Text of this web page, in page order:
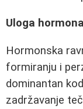
Uloga
Hormonska
formiranju i
dominantan
zadržavanje